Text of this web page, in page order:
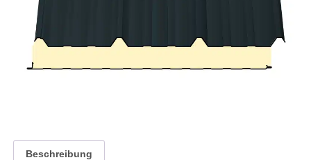
Beschreibung